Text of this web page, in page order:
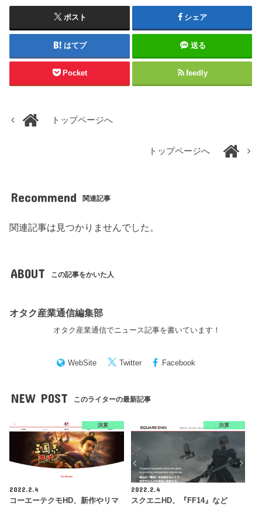
ポスト シェア
はてブ 送る
Pocket feedly
トップページへ
トップページへ
Recommend 関連記事
関連記事は見つかりませんでした。
ABOUT この記事をかいた人
オタク産業通信編集部
オタク産業通信でニュース記事を書いています！
WebSite Twitter Facebook
NEW POST このライターの最新記事
決算
2022.2.4
コーエーテクモHD、新作やリマ
決算
2022.2.4
スクエニHD、『FF14』など